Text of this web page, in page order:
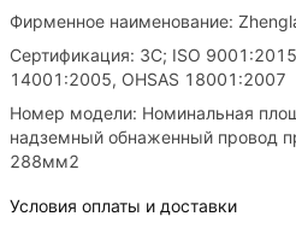
Фирменное наименование:
Сертификация: 3C; ISO
14001:2005, OHSAS 18001:2007
Номер модели: Номинальная
надземный обнаженный провод
288мм2
Условия оплаты и доставки